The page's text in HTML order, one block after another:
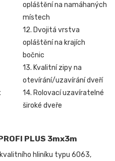
opláštění na namáhaných
místech
12. Dvojitá vrstva
opláštění na krajích
bočnic
13. Kvalitní zipy na
otevírání/uzavírání dveří
14. Rolovací uzavíratelné
široké dveře
PLUS 3mx3m
hliníku typu 6063,